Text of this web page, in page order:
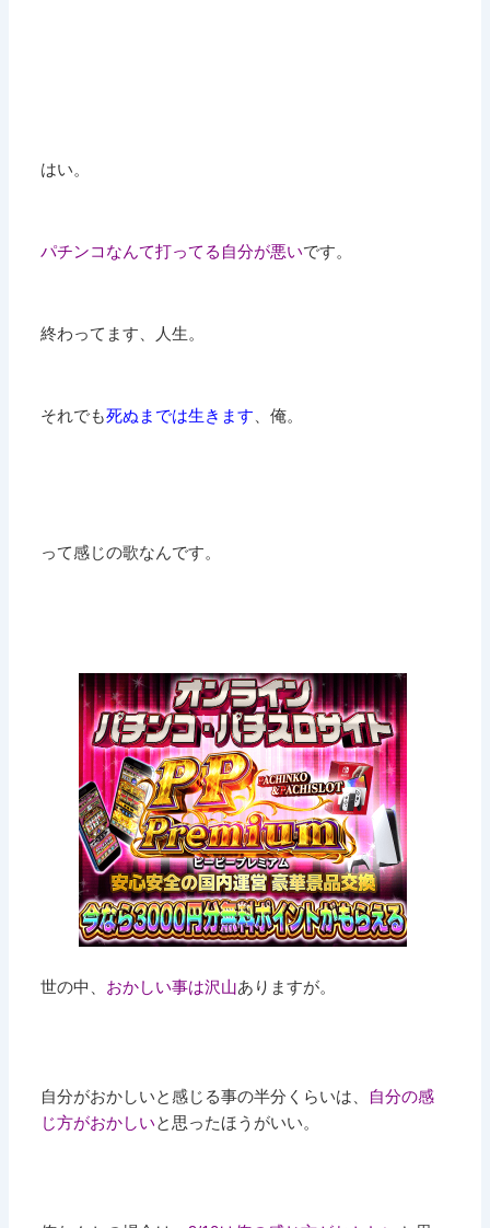
はい。
パチンコなんて打ってる自分が悪いです。
終わってます、人生。
それでも死ぬまでは生きます 、俺。
って感じの歌なんです。
世の中、 おかしい事は沢山ありますが。
自分がおかしいと感じる事の半分くらいは、 自分の感
じ方がおかしいと思ったほうがいい。